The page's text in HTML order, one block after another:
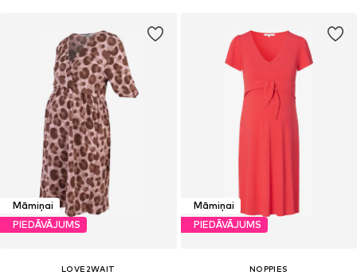
Māmiņai
PIEDĀVĀJUMS
LOVE2WAIT
Māmiņai
PIEDĀVĀJUMS
NOPPIES